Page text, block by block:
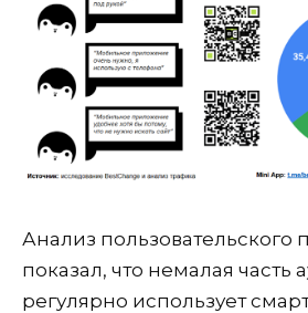
Анализ пользовательского
показал, что немалая часть
регулярно использует